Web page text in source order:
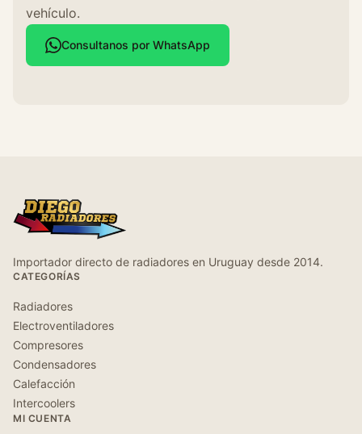
vehículo.
Consultanos por WhatsApp
Importador directo de radiadores en Uruguay desde 2014.
CATEGORÍAS
Radiadores
Electroventiladores
Compresores
Condensadores
Calefacción
Intercoolers
MI CUENTA